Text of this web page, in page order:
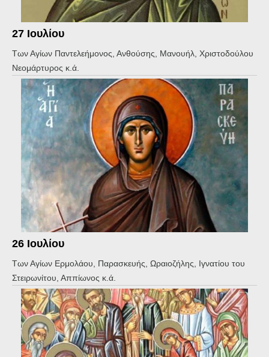
27 Ιουλίου
Των Αγίων Παντελεήμονος, Ανθούσης, Μανουήλ, Χριστοδούλου
Νεομάρτυρος κ.ά.
26 Ιουλίου
Των Αγίων Ερμολάου, Παρασκευής, Ωραιοζήλης, Ιγνατίου του
Στειρωνίτου, Αππίωνος κ.ά.